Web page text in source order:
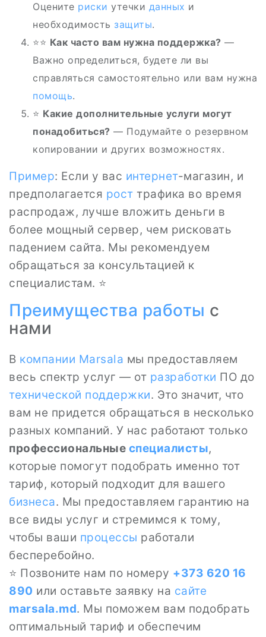
Оцените риски утечки данных и
необходимость защиты.
⭐‍⭐ Как часто вам нужна поддержка? —
Важно определиться, будете ли вы
справляться самостоятельно или вам нужна
помощь.
⭐ Какие дополнительные услуги могут
понадобиться? — Подумайте о резервном
копировании и других возможностях.
Пример: Если у вас интернет-магазин, и
предполагается рост трафика во время
распродаж, лучше вложить деньги в
более мощный сервер, чем рисковать
падением сайта. Мы рекомендуем
обращаться за консультацией к
специалистам. ⭐
Преимущества работы с
нами
В компании Marsala мы предоставляем
весь спектр услуг — от разработки ПО до
технической поддержки. Это значит, что
вам не придется обращаться в несколько
разных компаний. У нас работают только
профессиональные специалисты,
которые помогут подобрать именно тот
тариф, который подходит для вашего
бизнеса. Мы предоставляем гарантию на
все виды услуг и стремимся к тому,
чтобы ваши процессы работали
бесперебойно.
⭐ Позвоните нам по номеру +373 620 16
890 или оставьте заявку на сайте
marsala.md. Мы поможем вам подобрать
оптимальный тариф и обеспечим